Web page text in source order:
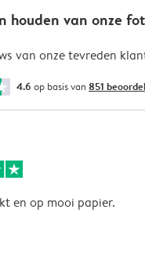
houden van onze
van onze tevreden
4.6 op basis van 851
en op mooi papier.